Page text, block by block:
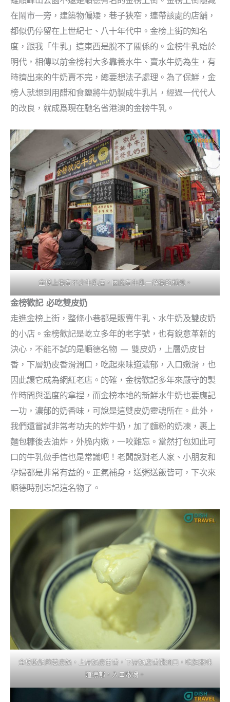
在鬧市一旁，建築物偏矮，巷子狹窄，連帶該處的店舖，
都似仍停留在上世紀七、八十年代中。金榜上街的知名
度，跟我「牛乳」這東西是脫不了關係的。金榜牛乳始於
明代，相傳以前金榜村大多靠養水牛、賣水牛奶為生，有
時擠出來的牛奶賣不完，總要想法子處理。為了保鮮，金
榜人就想到用醋和食鹽將牛奶製成牛乳片，經過一代代人
的改良，就成爲現在馳名省港澳的金榜牛乳。
金榜上街有不少牛乳店，因此有牛乳一條街的稱號。
金榜歡記 必吃雙皮奶
走進金榜上街，整條小巷都是販賣牛乳、水牛奶及雙皮奶
的小店。金榜歡記是屹立多年的老字號，也有銳意革新的
決心，不能不試的是順德名物 — 雙皮奶，上層奶皮甘
香，下層奶皮香滑潤口，吃起來味道濃郁，入口嫩滑，也
因此讓它成為網紅老店。的確，金榜歡記多年來嚴守的製
作時間與溫度的拿捏，而金榜本地的新鮮水牛奶也要應記
一功，濃郁的奶香味，可說是這雙皮奶靈魂所在。此外，
我們還嘗試非常考功夫的炸牛奶，加了麵粉的奶凍，裹上
麵包糠後去油炸，外脆内嫩，一咬難忘。當然打包如此可
口的牛乳做手信也是常識吧！老闆說對老人家、小朋友和
孕婦都是非常有益的。正氣補身，送粥送飯皆可，下次來
順德時別忘記這名物了。
金榜歡記的雙皮奶，上層奶皮甘香，下層奶皮香滑潤口，吃起來味
道濃郁，入口嫩滑。